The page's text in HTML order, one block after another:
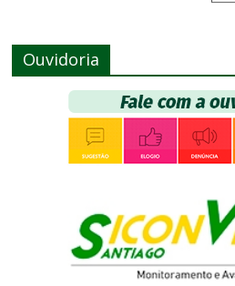
Ouvidoria